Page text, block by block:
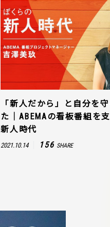
「新人だから」と自分を
た｜ABEMAの看板番組を
新人時代
2021.10.14 156 SHARE